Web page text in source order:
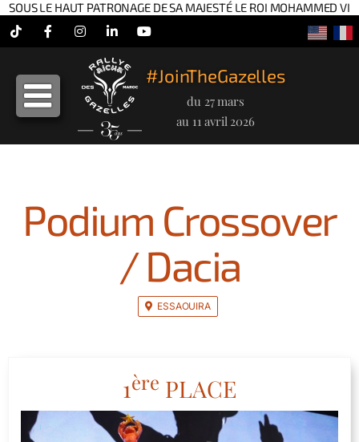
SOUS LE HAUT PATRONAGE DE SA MAJESTÉ LE ROI MOHAMMED VI
TiktokFacebookInstagramLinkedInYouTube
#JoinTheGazelles
du 27 mars
au 11 avril 2026
Podium Crossover
/ Dacia
ESSAOUIRA
1ère PLACE